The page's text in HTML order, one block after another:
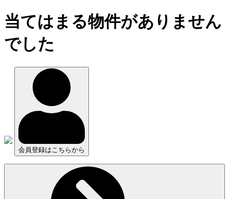
当てはまる物件がありません
でした
会員登録はこちらから